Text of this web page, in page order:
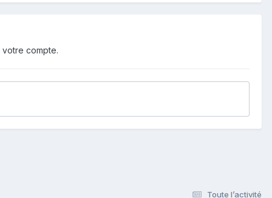
compte.
Toute l’activité